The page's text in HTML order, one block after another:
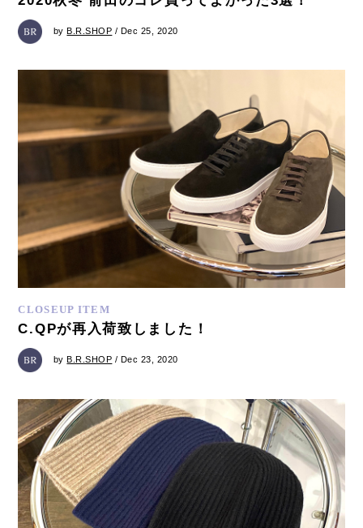
byB.R.SHOP / Dec 25, 2020
CLOSEUP ITEM
C.QPが再入荷致しました！
by B.R.SHOP / Dec 23, 2020